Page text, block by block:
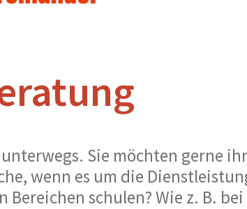
Sie möchten gerne
wenn es um die
schulen? Wie z. B.